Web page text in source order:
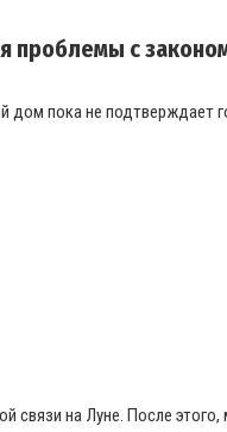
проблемы с
пока не подтверждает
связи на Луне. После